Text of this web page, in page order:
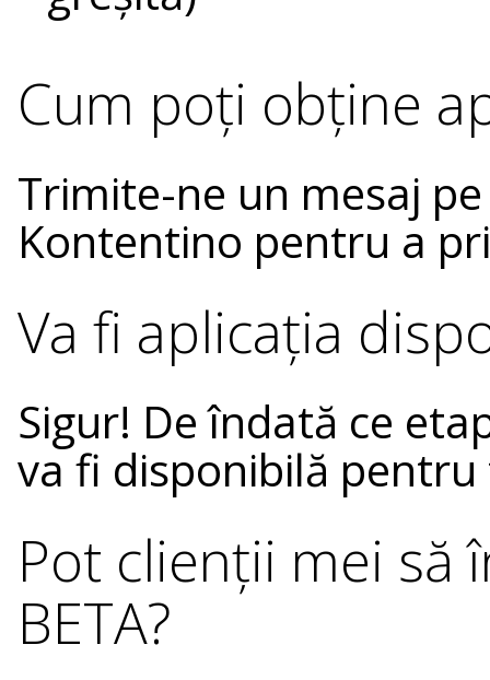
Cum poți obține
Trimite-ne un mesaj
Kontentino pentru a
Va fi aplicația
Sigur! De îndată ce
va fi disponibilă
Pot clienții mei să
BETA?